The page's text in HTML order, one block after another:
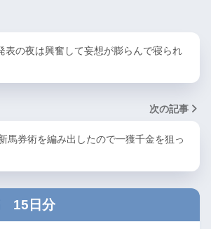
表の夜は興奮して妄想が膨らんで寝られ
次の記事
馬券術を編み出したので一獲千金を狙っ
15日分